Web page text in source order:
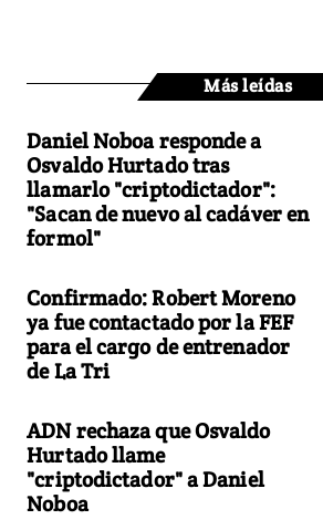
Más leídas
Daniel Noboa responde a
Osvaldo Hurtado tras
llamarlo "criptodictador":
"Sacan de nuevo al cadáver en
formol"
Confirmado: Robert Moreno
ya fue contactado por la FEF
para el cargo de entrenador
de La Tri
ADN rechaza que Osvaldo
Hurtado llame
"criptodictador" a Daniel
Noboa